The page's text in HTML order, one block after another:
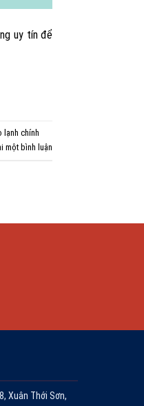
uy tín để
lạnh chính
một bình luận
Xuân Thới Sơn,